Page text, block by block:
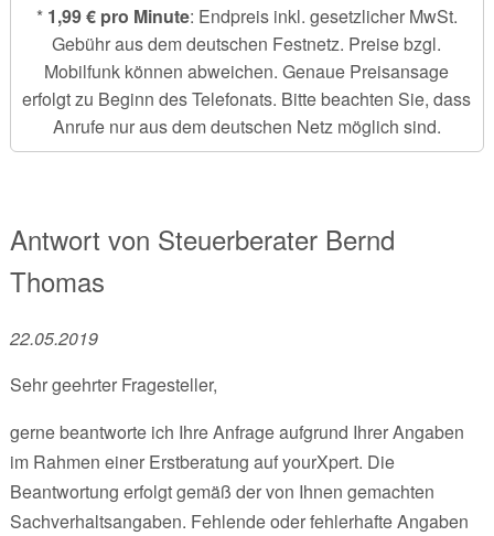
* 1,99 € pro Minute: Endpreis inkl. gesetzlicher MwSt.
Gebühr aus dem deutschen Festnetz. Preise bzgl.
Mobilfunk können abweichen. Genaue Preisansage
erfolgt zu Beginn des Telefonats. Bitte beachten Sie, dass
Anrufe nur aus dem deutschen Netz möglich sind.
Antwort von Steuerberater Bernd
Thomas
22.05.2019
Sehr geehrter Fragesteller,
gerne beantworte ich Ihre Anfrage aufgrund Ihrer Angaben
im Rahmen einer Erstberatung auf yourXpert. Die
Beantwortung erfolgt gemäß der von Ihnen gemachten
Sachverhaltsangaben. Fehlende oder fehlerhafte Angaben